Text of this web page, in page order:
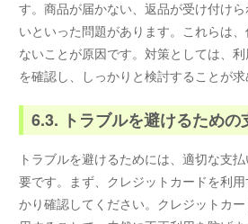
す。商品が届かない、返品が受け付け
いといった問題があります。これらは
ないことが原因です。対策としては、
を確認し、しっかりと検討することが求
6.3. トラブルを避けるための
トラブルを避けるためには、適切な支
要です。まず、クレジットカードを利
かり確認してください。クレジットカ